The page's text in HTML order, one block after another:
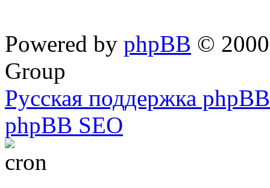
Powered by phpBB ©
Group
Русская поддержка phpBB
phpBB SEO